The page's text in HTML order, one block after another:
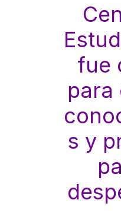
fue
para
s y